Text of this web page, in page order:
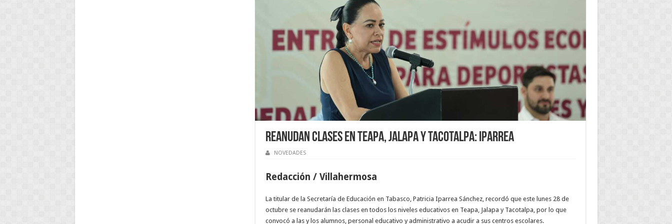
Reanudan clases en Teapa, Jalapa y Tacotalpa: Iparrea
NOVEDADES
Redacción / Villahermosa
La titular de la Secretaría de Educación en Tabasco, Patricia Iparrea Sánchez, recordó que este lunes 28 de
octubre se reanudarán las clases en todos los niveles educativos en Teapa, Jalapa y Tacotalpa, por lo que
convocó a las y los alumnos, personal educativo y administrativo a acudir a sus centros escolares.